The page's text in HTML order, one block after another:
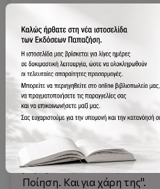
"Διαβάζοντας και
ένα ξόρκι στο νου μου, το
taling». Στην ποιητική του
αναστρέφεται,
ξαναγίνεται, πλάθει τους
Κι όπως συμβαίνει πάντα με
συνοδεύουν στα ταξίδια
άνθρωπος ξεκίνησε να
λεγόταν Βeagle, αλλά οι
λεγόταν Τάσος Γερμενής ή
ριζώματα [rhizome] -
Ποίηση. Και για χάρη της".